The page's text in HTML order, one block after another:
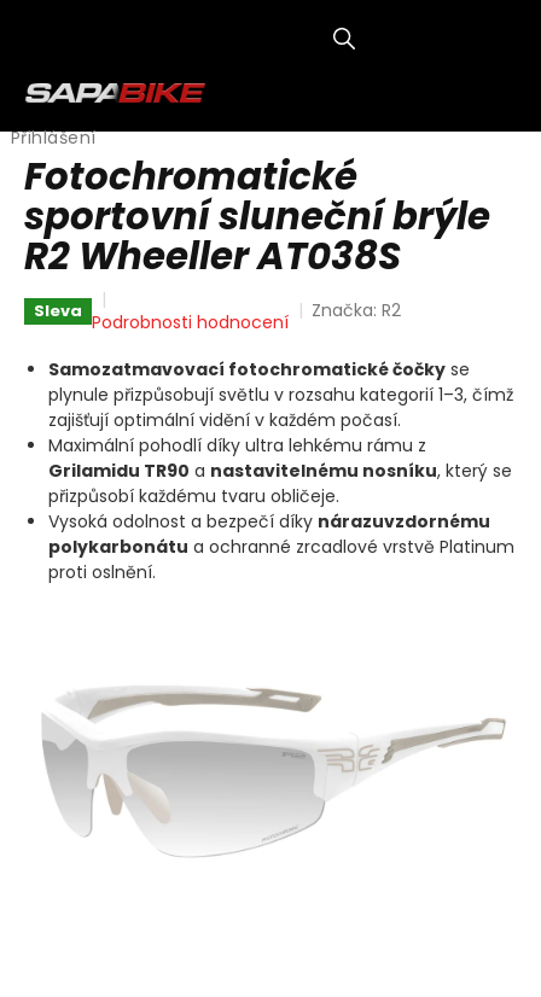
Přihlášení
Fotochromatické
sportovní sluneční brýle
R2 Wheeller AT038S
Sleva Průměrné
produktu
je
0,0
z
5
hvězdiček.
Podrobnosti hodnocení Značka:R2
Samozatmavovací fotochromatické čočky se
plynule přizpůsobují světlu v rozsahu kategorií 1–3, čímž
zajišťují optimální vidění v každém počasí.
Maximální pohodlí díky ultra lehkému rámu z
Grilamidu TR90 a nastavitelnému nosníku, který se
přizpůsobí každému tvaru obličeje.
Vysoká odolnost a bezpečí díky nárazuvzdornému
polykarbonátu a ochranné zrcadlové vrstvě Platinum
proti oslnění.